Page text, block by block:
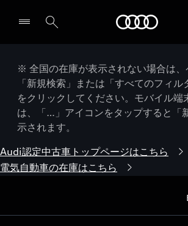
※ 全国の在庫が表示されない場合は
「新規検索」または「すべてのフィル
をクリックしてください。モバイル端
は、「…」アイコンをタップすると「
示されます。
Audi認定中古車トップページはこちら
電気自動車の在庫はこちら